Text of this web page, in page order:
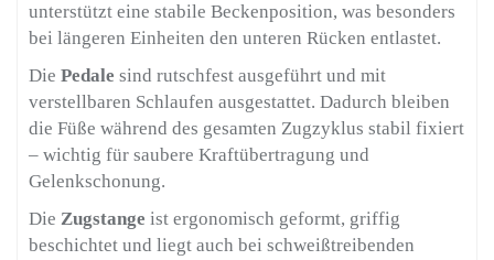
unterstützt eine stabile Beckenposition, was besonders
bei längeren Einheiten den unteren Rücken entlastet.
Die Pedale sind rutschfest ausgeführt und mit
verstellbaren Schlaufen ausgestattet. Dadurch bleiben
die Füße während des gesamten Zugzyklus stabil fixiert
– wichtig für saubere Kraftübertragung und
Gelenkschonung.
Die Zugstange ist ergonomisch geformt, griffig
beschichtet und liegt auch bei schweißtreibenden